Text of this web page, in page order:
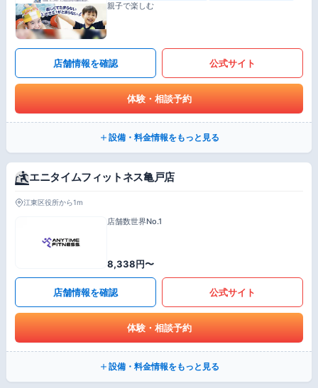
親子で楽しむ
店舗情報を確認 公式サイト
体験・相談予約
設備・料金情報をもっと見る
エニタイムフィットネス亀戸店
江東区役所から1m
店舗数世界No.1
8,338円〜
店舗情報を確認 公式サイト
体験・相談予約
設備・料金情報をもっと見る